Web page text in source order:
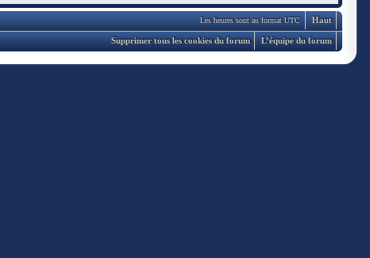
Haut
Les heures sont au format UTC
L’équipe du forum
Supprimer tous les cookies du forum